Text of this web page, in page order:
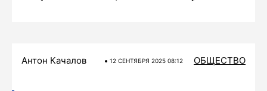
Антон Качалов 12 СЕНТЯБРЯ 2025 08:12 ОБЩЕСТВО